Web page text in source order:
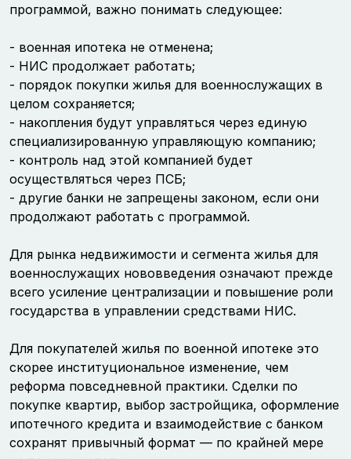
программой, важно понимать следующее:
- военная ипотека не отменена;
- НИС продолжает работать;
- порядок покупки жилья для военнослужащих в
целом сохраняется;
- накопления будут управляться через единую
специализированную управляющую компанию;
- контроль над этой компанией будет
осуществляться через ПСБ;
- другие банки не запрещены законом, если они
продолжают работать с программой.
Для рынка недвижимости и сегмента жилья для
военнослужащих нововведения означают прежде
всего усиление централизации и повышение роли
государства в управлении средствами НИС.
Для покупателей жилья по военной ипотеке это
скорее институциональное изменение, чем
реформа повседневной практики. Сделки по
покупке квартир, выбор застройщика, оформление
ипотечного кредита и взаимодействие с банком
сохранят привычный формат — по крайней мере